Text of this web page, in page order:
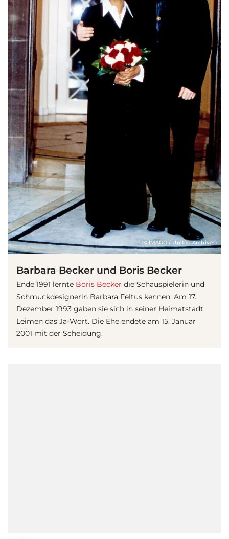
(© IMAGO / United Archives)
Barbara Becker und Boris Becker
Ende 1991 lernte Boris Becker die Schauspielerin und
Schmuckdesignerin Barbara Feltus kennen. Am 17.
Dezember 1993 gaben sie sich in seiner Heimatstadt
Leimen das Ja-Wort. Die Ehe endete am 15. Januar
2001 mit der Scheidung.